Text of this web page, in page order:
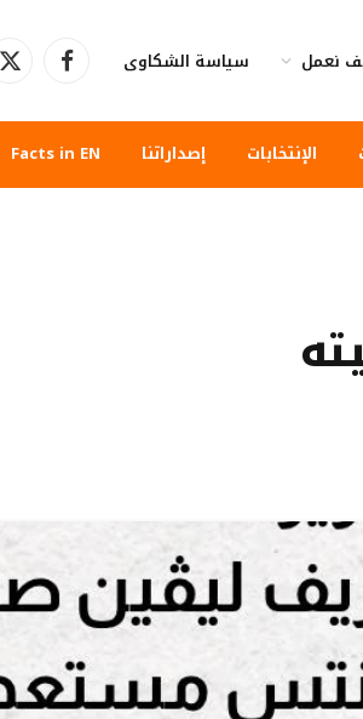
نعمل سياسة الشكاوى فيسبوكX
الإنتخابات إصداراتنا Facts in EN